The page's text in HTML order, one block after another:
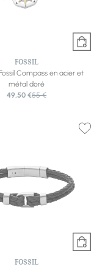
FOSSIL
Compass en acier et
métal doré
49,50 €55 €
FOSSIL